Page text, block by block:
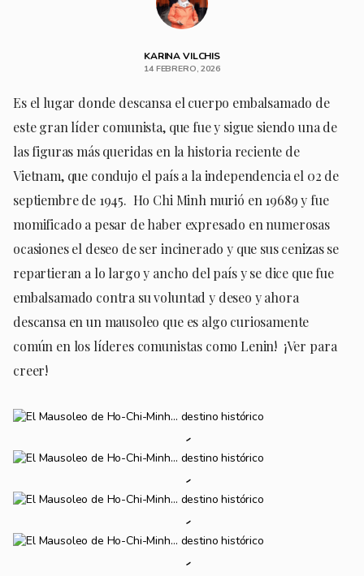
KARINA VILCHIS
14 FEBRERO, 2026
Es el lugar donde descansa el cuerpo embalsamado de
este gran líder comunista, que fue y sigue siendo una de
las figuras más queridas en la historia reciente de
Vietnam, que condujo el país a la independencia el 02 de
septiembre de 1945. Ho Chi Minh murió en 19689 y fue
momificado a pesar de haber expresado en numerosas
ocasiones el deseo de ser incinerado y que sus cenizas se
repartieran a lo largo y ancho del país y se dice que fue
embalsamado contra su voluntad y deseo y ahora
descansa en un mausoleo que es algo curiosamente
común en los líderes comunistas como Lenin! ¡Ver para
creer!